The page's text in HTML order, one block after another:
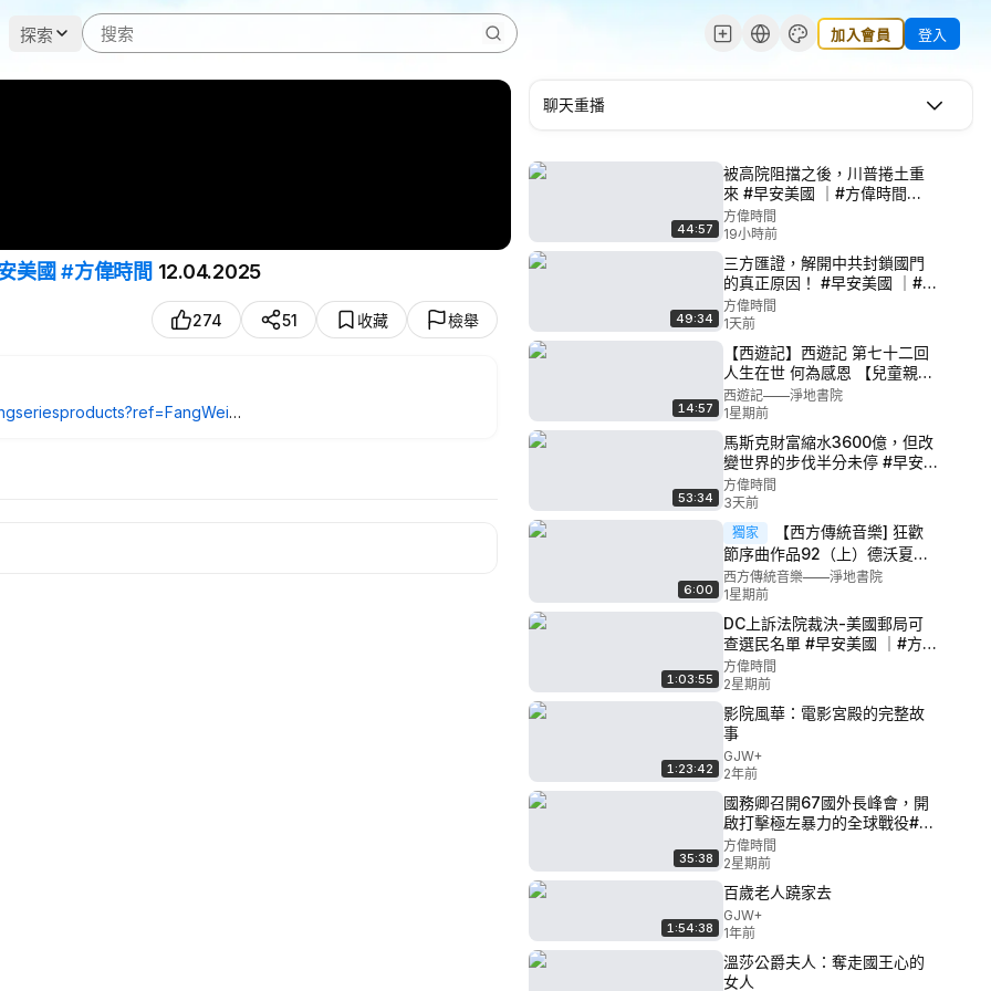
探索 加入會員 登入
美國 #方偉時間 12.04.2025​⁠ ​⁠
274 51 收藏 檢舉
9AM-6PM)
聊天重播
44:57
被高院阻擋之後，川普捲土重
來 #早安美國 ｜#方偉時間
08.07.2026
方偉時間
19小時前
49:34
三方匯證，解開中共封鎖國門
的真正原因！ #早安美國 ｜#方
偉時間 08.06.2026
方偉時間
1天前
14:57
【西遊記】西遊記 第七十二回
人生在世 何為感恩 【兒童親子
一起聽書】 #淨地書院 #傳統文
化 #評書 #兒童 #西遊記 #孫悟
空
西遊記——淨地書院
1星期前
53:34
馬斯克財富縮水3600億，但改
變世界的步伐半分未停 #早安
美國 ｜#方偉時間
08.04.2026
方偉時間
3天前
6:00
獨家
【西方傳統音樂] 狂歡
節序曲作品92（上）德沃夏克
｜淨地書院#傳統文化#西方音
樂# 德沃夏克
西方傳統音樂——淨地書院
1星期前
1:03:55
DC上訴法院裁決-美國郵局可
查選民名單 #早安美國 ｜#方偉
時間 07.20.2026
方偉時間
2星期前
1:23:42
影院風華：電影宮殿的完整故
事
GJW+
2年前
35:38
國務卿召開67國外長峰會，開
啟打擊極左暴力的全球戰役#早
安美國 ｜#方偉時間
07.18.2026
方偉時間
2星期前
1:54:38
百歲老人蹺家去
GJW+
1年前
溫莎公爵夫人：奪走國王心的
女人